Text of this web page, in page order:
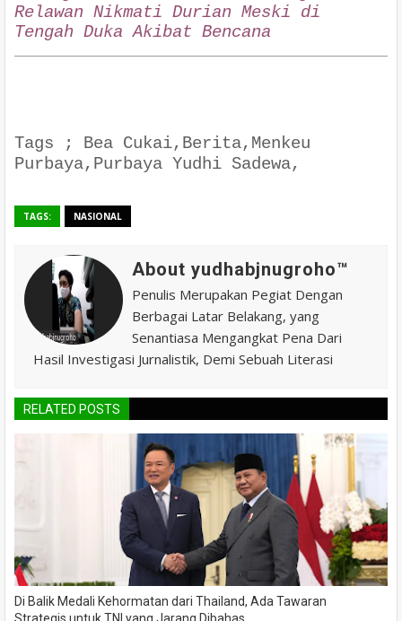
Relawan Nikmati Durian Meski di
Tengah Duka Akibat Bencana
Tags ; Bea Cukai,Berita,Menkeu
Purbaya,Purbaya Yudhi Sadewa,
TAGS: NASIONAL
About yudhabjnugroho™️
Penulis Merupakan Pegiat Dengan
Berbagai Latar Belakang, yang
Senantiasa Mengangkat Pena Dari
Hasil Investigasi Jurnalistik, Demi Sebuah Literasi
RELATED POSTS
Di Balik Medali Kehormatan dari Thailand, Ada Tawaran
Strategis untuk TNI yang Jarang Dibahas